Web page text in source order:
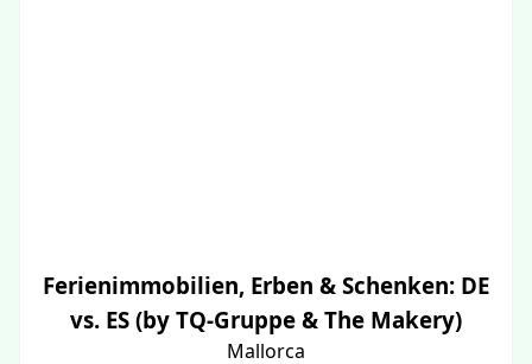
Ferienimmobilien, Erben & Schenken: DE
vs. ES (by TQ-Gruppe & The Makery)
Mallorca